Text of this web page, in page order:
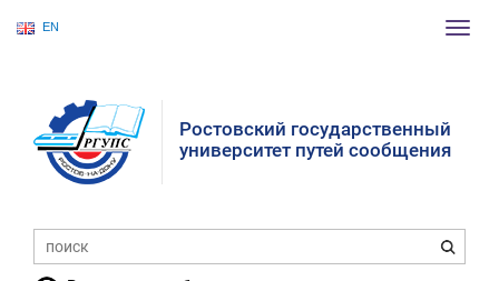
EN
Ростовский государственный
университет путей сообщения